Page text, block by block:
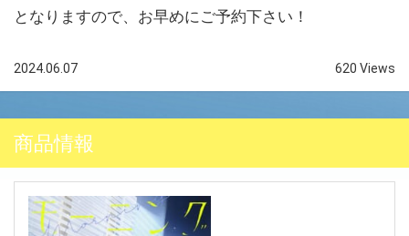
となりますので、お早めにご予約下さい！
2024.06.07 620 Views
商品情報